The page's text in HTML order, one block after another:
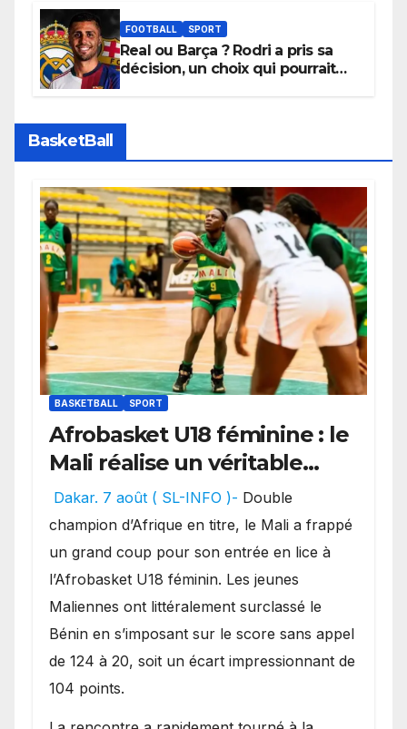
apaisées.
FOOTBALL SPORT
Real ou Barça ? Rodri a pris sa
décision, un choix qui pourrait
BasketBall
BASKETBALL SPORT
Afrobasket U18 féminine : le
Mali réalise un véritable
festival offensif et inflige
une lourde défaite au
Bénin.
Dakar. 7 août ( SL-INFO )- Double
champion d’Afrique en titre, le Mali a frappé
un grand coup pour son entrée en lice à
l’Afrobasket U18 féminin. Les jeunes
Maliennes ont littéralement surclassé le
Bénin en s’imposant sur le score sans appel
de 124 à 20, soit un écart impressionnant de
104 points.